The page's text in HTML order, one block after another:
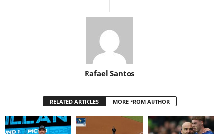
Rafael Santos
RELATED ARTICLES MORE FROM AUTHOR